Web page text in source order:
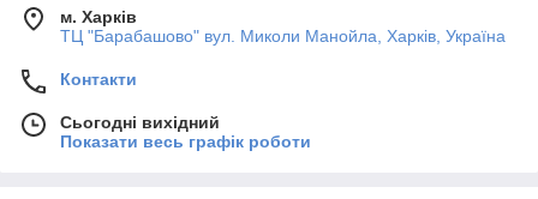
Стійкість до корозії: Так як муфти виготовляються з
поліетилену, вони не схильні до корозії, що забезпечує
системах водопостачання та каналізації.
Економічність: ПНД муфти відносно недорогі та легко
доступні, що дозволяє знизити загальні витрати на
м. Харків
ТЦ "Барабашово" вул. Миколи Манойла, Харків, Україна
Контакти
Сьогодні вихідний
Показати весь графік роботи